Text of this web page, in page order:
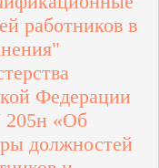
работников в
Федерации
205н «Об
должностей